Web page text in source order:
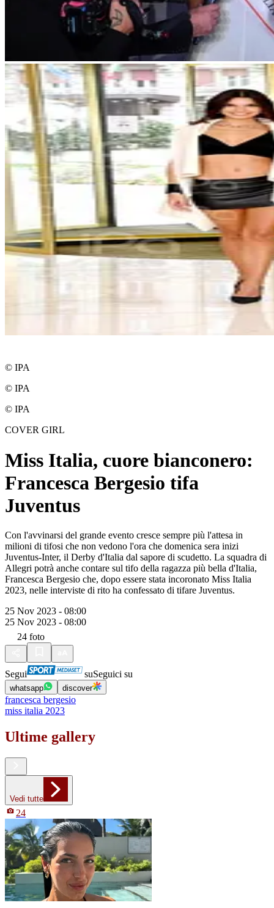
© IPA
© IPA
© IPA
COVER GIRL
Miss Italia, cuore bianconero:
Francesca Bergesio tifa
Juventus
Con l'avvinarsi del grande evento cresce sempre più l'attesa in
milioni di tifosi che non vedono l'ora che domenica sera inizi
Juventus-Inter, il Derby d'Italia dal sapore di scudetto. La squadra di
Allegri potrà anche contare sul tifo della ragazza più bella d'Italia,
Francesca Bergesio che, dopo essere stata incoronato Miss Italia
2023, nelle interviste di rito ha confessato di tifare Juventus.
25 Nov 2023 - 08:00
25 Nov 2023 - 08:00
24 foto
Segui suSeguici su
whatsapp discover
francesca bergesio
miss italia 2023
Ultime gallery
Vedi tutte
24